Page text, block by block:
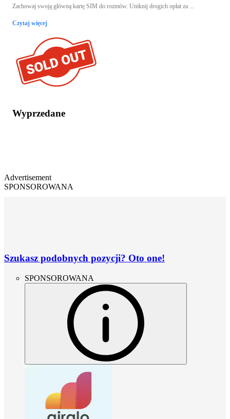
Zachowaj swoją główną kartę SIM do rozmów. Uniknij drogich opłat za ...
Czytaj więcej
Wyprzedane
Advertisement
SPONSOROWANA
Szukasz podobnych pozycji? Oto one!
SPONSOROWANA